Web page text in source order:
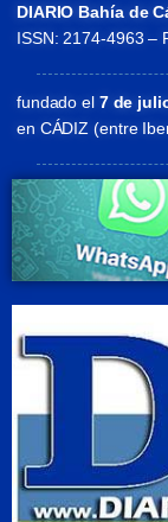
DIARIO Bahía de
ISSN: 2174-4963 –
fundado el7 de
en CÁDIZ (entre